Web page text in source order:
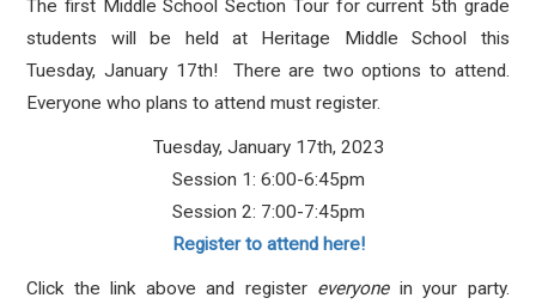
The first Middle School Section Tour for current 5th grade
students will be held at Heritage Middle School this
Tuesday, January 17th! There are two options to attend.
Everyone who plans to attend must register.
Tuesday, January 17th, 2023
Session 1: 6:00-6:45pm
Session 2: 7:00-7:45pm
Register to attend here!
Click the link above and registereveryonein your party.